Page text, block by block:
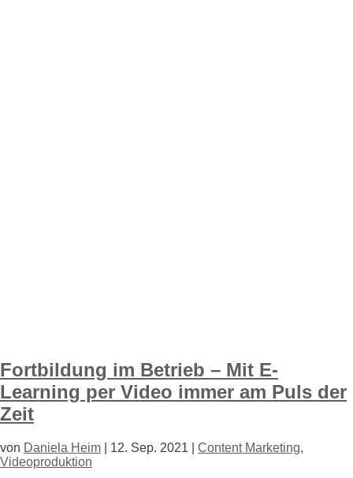
Fortbildung im Betrieb – Mit E-
Learning per Video immer am Puls der
Zeit
von Daniela Heim 12. Sep. 2021 Content Marketing,
Videoproduktion